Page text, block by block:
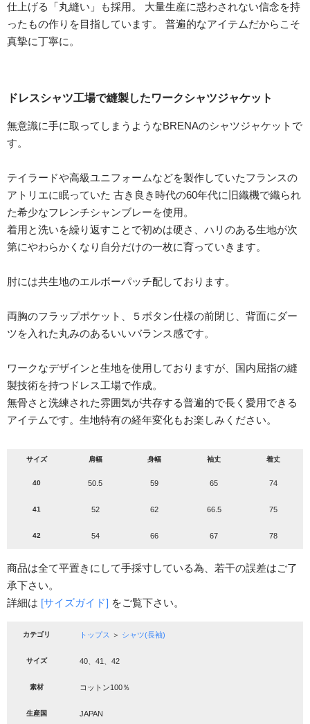
仕上げる「丸縫い」も採用。 大量生産に惑わされない信念を持
ったもの作りを目指しています。 普遍的なアイテムだからこそ
真摯に丁寧に。
ドレスシャツ工場で縫製したワークシャツジャケット
無意識に手に取ってしまうようなBRENAのシャツジャケットで
す。
テイラードや高級ユニフォームなどを製作していたフランスの
アトリエに眠っていた 古き良き時代の60年代に旧織機で織られ
た希少なフレンチシャンブレーを使用。
着用と洗いを繰り返すことで初めは硬さ、ハリのある生地が次
第にやわらかくなり自分だけの一枚に育っていきます。
肘には共生地のエルボーパッチ配しております。
両胸のフラップポケット、５ボタン仕様の前閉じ、背面にダー
ツを入れた丸みのあるいいバランス感です。
ワークなデザインと生地を使用しておりますが、国内屈指の縫
製技術を持つドレス工場で作成。
無骨さと洗練された雰囲気が共存する普遍的で長く愛用できる
アイテムです。生地特有の経年変化もお楽しみください。
サイズ 肩幅 身幅 袖丈 着丈
40 50.5 59 65 74
41 52 62 66.5 75
42 54 66 67 78
商品は全て平置きにして手採寸している為、若干の誤差はご了
承下さい。
詳細は [サイズガイド] をご覧下さい。
カテゴリ トップス ＞ シャツ(長袖)
サイズ 40、41、42
素材 コットン100％
生産国 JAPAN